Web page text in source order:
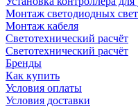
Монтаж светодиодных
Монтаж кабеля
Светотехнический расчёт
Светотехнический расчёт
Бренды
Как купить
Условия оплаты
Условия доставки